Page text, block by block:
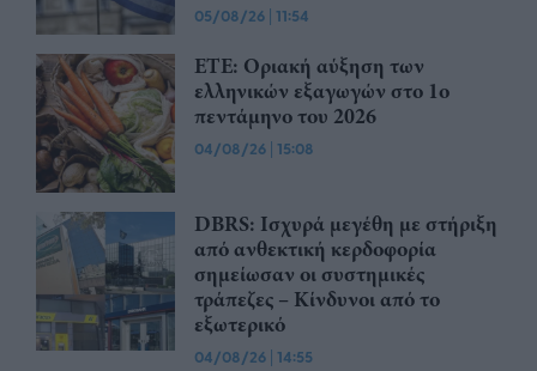
05/08/26 | 11:54
ΕΤΕ: Οριακή αύξηση των
ελληνικών εξαγωγών στο 1ο
πεντάμηνο του 2026
04/08/26 | 15:08
DBRS: Ισχυρά μεγέθη με στήριξη
από ανθεκτική κερδοφορία
σημείωσαν οι συστημικές
τράπεζες – Kίνδυνοι από το
εξωτερικό
04/08/26 | 14:55